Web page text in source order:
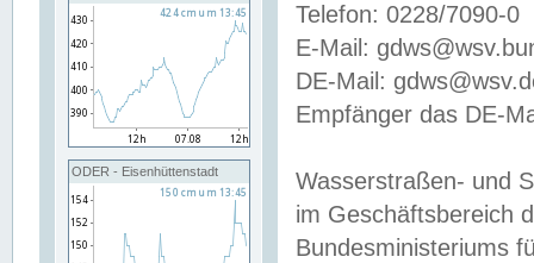
ODER - Eisenhüttenstadt
Telefon: 0228/7090-0
E-Mail:
DE-Mail:
Empfänger das DE-
Wasserstraßen- und
im Geschäftsbereich
Bundesministeriums